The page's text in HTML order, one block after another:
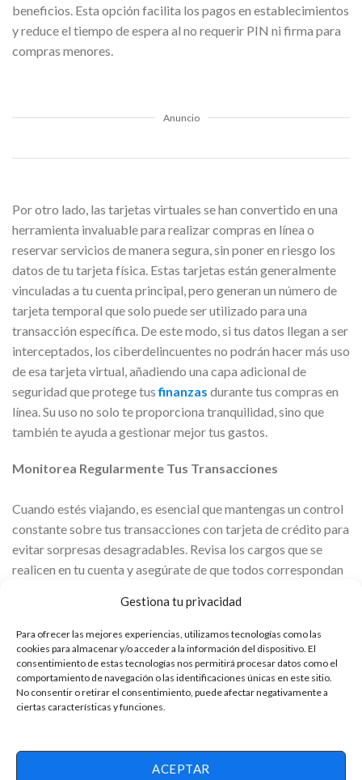
Gestiona tu privacidad
Para ofrecer las mejores experiencias, utilizamos tecnologías como las
cookies para almacenar y/o acceder a la información del dispositivo. El
consentimiento de estas tecnologías nos permitirá procesar datos como el
comportamiento de navegación o las identificaciones únicas en este sitio.
No consentir o retirar el consentimiento, puede afectar negativamente a
ciertas características y funciones.
ACEPTAR
beneficios. Esta opción facilita los pagos en establecimientos
y reduce el tiempo de espera al no requerir PIN ni firma para
compras menores.
Anuncio
Por otro lado, las tarjetas virtuales se han convertido en una
herramienta invaluable para realizar compras en línea o
reservar servicios de manera segura, sin poner en riesgo los
datos de tu tarjeta física. Estas tarjetas están generalmente
vinculadas a tu cuenta principal, pero generan un número de
tarjeta temporal que solo puede ser utilizado para una
transacción específica. De este modo, si tus datos llegan a ser
interceptados, los ciberdelincuentes no podrán hacer más uso
de esa tarjeta virtual, añadiendo una capa adicional de
seguridad que protege tusfinanzas durante tus compras en
línea. Su uso no solo te proporciona tranquilidad, sino que
también te ayuda a gestionar mejor tus gastos.
Monitorea Regularmente Tus Transacciones
Cuando estés viajando, es esencial que mantengas un control
constante sobre tus transacciones con tarjeta de crédito para
evitar sorpresas desagradables. Revisa los cargos que se
realicen en tu cuenta y asegúrate de que todos correspondan
mayoría de los bancos ofrecen aplicaciones móviles que te
permiten monitorear tus movimientos en tiempo real, lo que
facilita la detección temprana de cualquier irregularidad.
Revisar estos movimientos de forma diaria te ayudará a
mantener tus finanzas bajo control. Si observas cargos no
autorizados, comunícate de inmediato con tu banco para
tarjeta afectada para evitar futuros fraudes.